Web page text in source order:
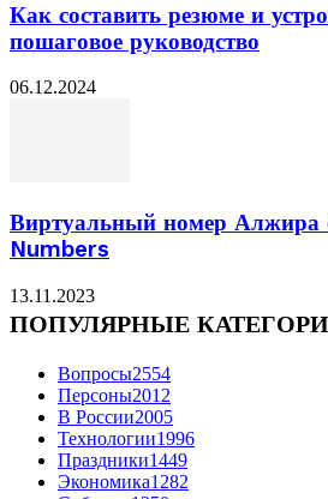
Как составить резюме и
пошаговое руководство
06.12.2024
Виртуальный номер
Numbers
13.11.2023
ПОПУЛЯРНЫЕ
Вопросы2554
Персоны2012
В России2005
Технологии1996
Праздники1449
Экономика1282